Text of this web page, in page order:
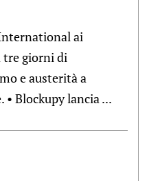
ai
tre giorni di
e austerità a
Blockupy lancia ...